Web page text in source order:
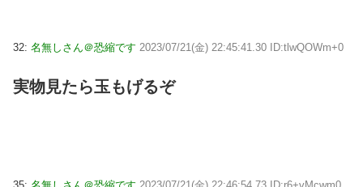
32: 名無しさん＠恐縮です 2023/07/21(金) 22:45:41.30 ID:tlwQOWm+0
実物見たら玉もげるぞ